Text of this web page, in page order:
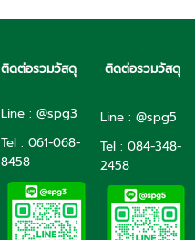
ติดต่อรวมวัสดุ
ติดต่อรวมวัสดุ
Line : @spg3
Tel : 061-068-
8458
Line : @spg5
Tel : 084-348-
2458